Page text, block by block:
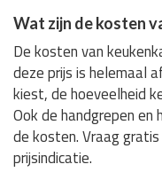
Wat zijn de kosten
De kosten van
deze prijs is helemaal
kiest, de hoeveelheid
Ook de handgrepen
de kosten. Vraag
prijsindicatie.